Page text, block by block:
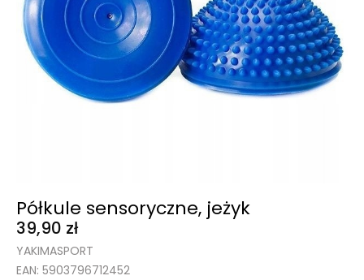
Półkule sensoryczne, jeżyk
39,90 zł
YAKIMASPORT
EAN: 5903796712452